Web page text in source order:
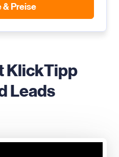
& Preise
KlickTipp
Leads